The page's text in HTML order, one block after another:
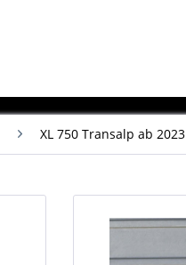
XL 750 Transalp ab 2023